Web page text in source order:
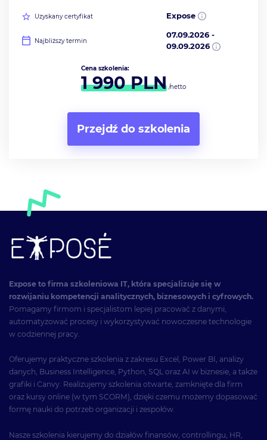
Uzyskany certyfikat Expose
Najbliższy termin
07.09.2026 -
09.09.2026
Cena szkolenia:
1 990PLN /netto
Przejdź do szkolenia
Expose to firma szkoleniowa IT, która specjalizuje się w
rozwijaniu kompetencji analitycznych, biznesowych i cyfrowych.
Pomagamy firmom i specjalistom lepiej pracować z danymi,
automatyzować procesy i wykorzystywać nowoczesne technologie
w codziennej pracy.
Oferujemy praktyczne szkolenia z zakresu Excel, Power BI, analizy
danych, Business Intelligence, Python, SQL oraz AI w biznesie, a także
grafiki i Canvy. Realizujemy szkolenia otwarte, zamknięte dla firm
oraz kursy online (w tym SCORM), dzięki czemu możemy dopasować
formę nauki do potrzeb organizacji i zespołów.
Nasze szkolenia kierujemy do działów finansów, controllingu, HR,